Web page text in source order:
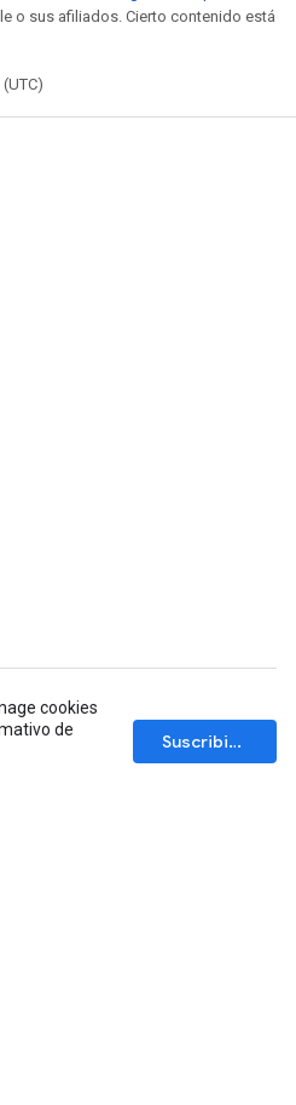
o sus afiliados. Cierto contenido está
cookies
de
Suscribirse